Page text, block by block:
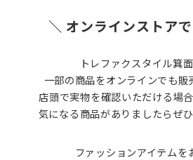
＼ オンラインストア
トレファクスタイル箕面
一部の商品をオンラインでも販
店頭で実物を確認いただける場合
気になる商品がありましたらぜ
ファッションアイテムを